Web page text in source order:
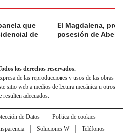
que
de
El Magdalena,
posesión de
los derechos reservados.
de las reproducciones y usos de las obras
sitio web a medios de lectura mecánica u otros
resulten adecuados.
de Datos
Política de cookies
Soluciones W
Teléfonos